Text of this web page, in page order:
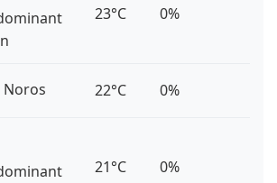
23°C 0%
Noros 22°C 0%
21°C 0%